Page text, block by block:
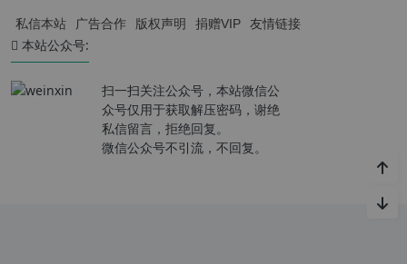
私信本站 广告合作 版权声明 捐赠VIP 友情链接
本站公众号:
扫一扫关注公众号，本站微信公
众号仅用于获取解压密码，谢绝
私信留言，拒绝回复。
微信公众号不引流，不回复。